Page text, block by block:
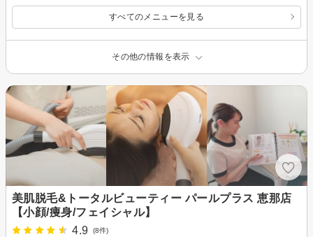
すべてのメニューを見る
その他の情報を表示
美肌脱毛&トータルビューティー パールプラス 恵那店
【小顔/痩身/フェイシャル】
4.9
(8件)